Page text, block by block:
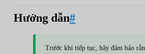
Hướng dẫn#
Trước khi tiếp tục, hãy đảm bảo